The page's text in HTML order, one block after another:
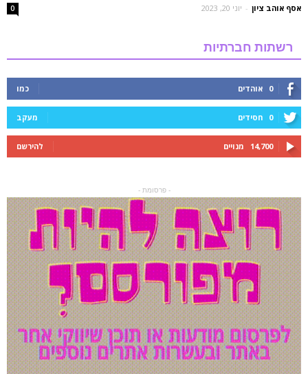
אסף אוהב ציון - יוני 20, 2023 0
רשתות חברתיות
0 אוהדים כמו
0 חסידים מעקב
14,700 מנויים להירשם
- פרסומת -